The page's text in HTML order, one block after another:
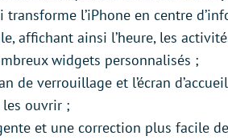
transforme l’iPhone en centre
affichant ainsi l’heure, les
widgets personnalisés ;
de verrouillage et l’écran
ouvrir ;
et une correction plus facile